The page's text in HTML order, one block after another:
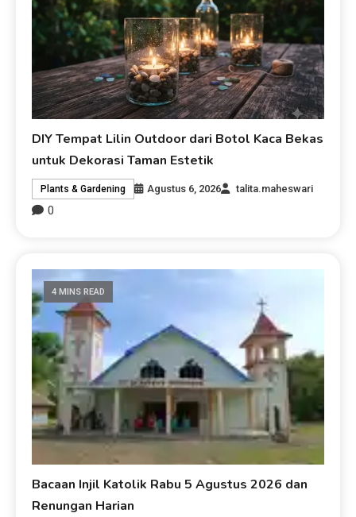
DIY Tempat Lilin Outdoor dari Botol Kaca Bekas
untuk Dekorasi Taman Estetik
Plants & Gardening Agustus 6, 2026 talita.maheswari
0
4 MINS READ
Bacaan Injil Katolik Rabu 5 Agustus 2026 dan
Renungan Harian